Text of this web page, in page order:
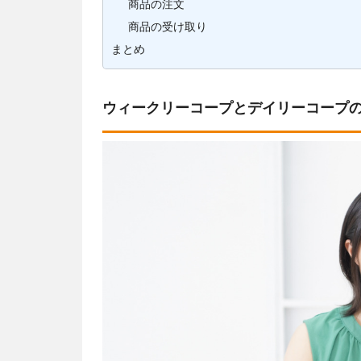
商品の注文
商品の受け取り
まとめ
ウィークリーコープとデイリーコープ